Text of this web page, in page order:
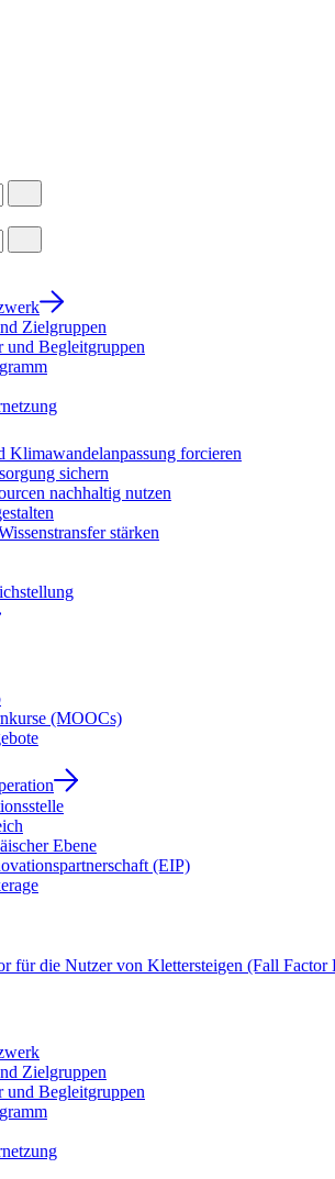
Zielgruppen
und Begleitgruppen
Klimawandelanpassung forcieren
sichern
nachhaltig nutzen
stärken
(MOOCs)
Ebene
(EIP)
für die Nutzer von Klettersteigen (Fall Factor
Zielgruppen
und Begleitgruppen